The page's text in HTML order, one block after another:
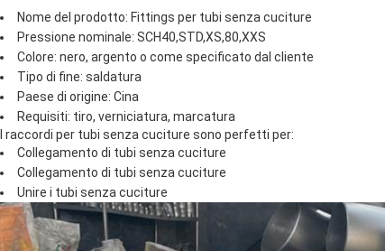
Nome del prodotto: Fittings per tubi senza cuciture
Pressione nominale: SCH40,STD,XS,80,XXS
Colore: nero, argento o come specificato dal cliente
Tipo di fine: saldatura
Paese di origine: Cina
Requisiti: tiro, verniciatura, marcatura
I raccordi per tubi senza cuciture sono perfetti per:
Collegamento di tubi senza cuciture
Collegamento di tubi senza cuciture
Unire i tubi senza cuciture